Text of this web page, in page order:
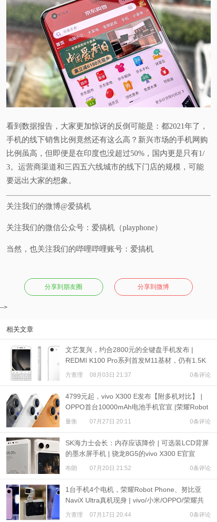
看到数据报告，大家更加惊讶的反倒可能是：都2021年了，
手机的线下销售比例竟然还有这么高？新兴市场的手机网购
比例虽高，但即便是在印度也没超过50%，国内更是只有1/
3。运营商渠道和三四五六线城市的线下门店的规模，可能
要远出大家的想象。
关注我们的微博@爱搞机
关注我们的微信公众号：爱搞机（playphone）
当然，也关注我们的哔哩哔哩账号：爱搞机
分享到朋友圈 分享到微博
-->
相关文章
文艺复兴，约合2800元的全键盘手机发布 |
REDMI K100 Pro系列首发M11基材，仍有1.5K
超级像素
方查理 08月03日 21:37 0条评论
4799元起，vivo X300 E发布【附多机对比】 |
OPPO首台10000mAh电池手机官宣 |荣耀Robot
Phone定档
量衡 07月27日 20:11 0条评论
SK海力士会长：内存应该降价 | 可选装LCD背屏
的墨水屏手机 | 骁龙8G5的vivo X300 E官宣
布朗 07月20日 21:52 0条评论
1台手机4个电机，荣耀Robot Phone、努比亚
NaviX Ultra真机现身 | vivo/小米/OPPO/荣耀共
推公平内存机制
方查理 07月17日 20:44 0条评论